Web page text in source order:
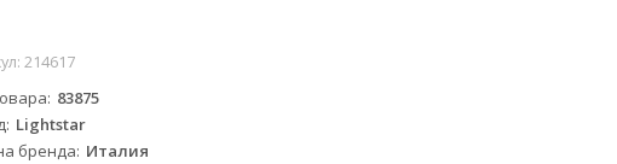
214617
83875
Lightstar
бренда Италия